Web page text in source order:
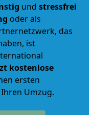
und stressfrei
oder als
das
ist
kostenlose
ersten
Umzug.